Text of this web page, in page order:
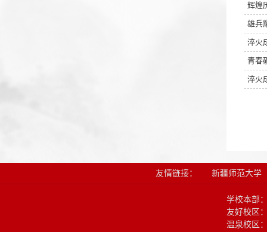
辉煌
雄兵
淬火
青春
淬火
友情链接： 新疆师范大学
学校本
友好校区
温泉校区